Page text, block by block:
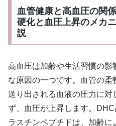
血管健康と高血圧の関
硬化と血圧上昇のメカ
説
高血圧は加齢や生活習慣の
な原因の一つです。血管の
送り出される血液の圧力に対
ず、血圧が上昇します。
ラスチンペプチドは、加齢